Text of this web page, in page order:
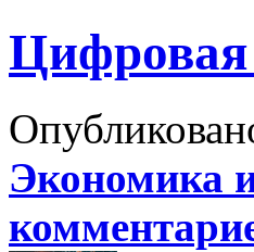
Цифровая
Экономика